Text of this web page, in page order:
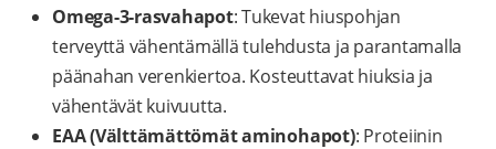
Omega-3-rasvahapot: Tukevat hiuspohjan
terveyttä vähentämällä tulehdusta ja parantamalla
päänahan verenkiertoa. Kosteuttavat hiuksia ja
vähentävät kuivuutta.
EAA (Välttämättömät aminohapot): Proteiinin